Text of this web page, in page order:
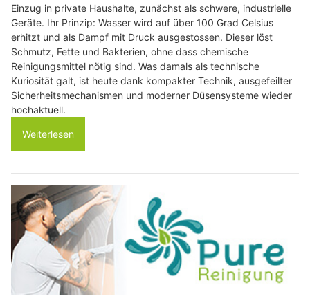
Einzug in private Haushalte, zunächst als schwere, industrielle
Geräte. Ihr Prinzip: Wasser wird auf über 100 Grad Celsius
erhitzt und als Dampf mit Druck ausgestossen. Dieser löst
Schmutz, Fette und Bakterien, ohne dass chemische
Reinigungsmittel nötig sind. Was damals als technische
Kuriosität galt, ist heute dank kompakter Technik, ausgefeilter
Sicherheitsmechanismen und moderner Düsensysteme wieder
hochaktuell.
Weiterlesen